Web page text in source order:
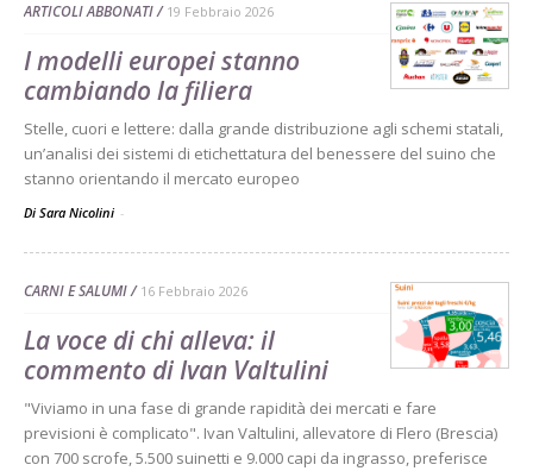
ARTICOLI ABBONATI 19 Febbraio 2026
I modelli europei stanno
cambiando la filiera
Stelle, cuori e lettere: dalla grande distribuzione agli schemi statali,
un’analisi dei sistemi di etichettatura del benessere del suino che
stanno orientando il mercato europeo
Di Sara Nicolini -
CARNI E SALUMI 16 Febbraio 2026
La voce di chi alleva: il
commento di Ivan Valtulini
"Viviamo in una fase di grande rapidità dei mercati e fare
previsioni è complicato". Ivan Valtulini, allevatore di Flero (Brescia)
con 700 scrofe, 5.500 suinetti e 9.000 capi da ingrasso, preferisce